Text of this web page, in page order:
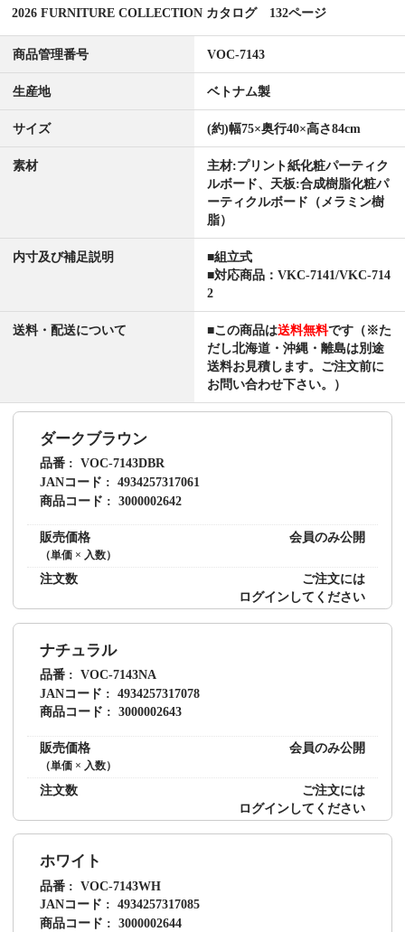
2026 FURNITURE COLLECTION カタログ 132ページ
商品管理番号 VOC-7143
生産地 ベトナム製
サイズ (約)幅75×奥行40×高さ84cm
素材
主材:プリント紙化粧パーティク
ルボード、天板:合成樹脂化粧パ
ーティクルボード（メラミン樹
脂）
内寸及び補足説明
■組立式
■対応商品：VKC-7141/VKC-714
2
送料・配送について ■この商品は送料無料です（※た
だし北海道・沖縄・離島は別途
送料お見積します。ご注文前に
お問い合わせ下さい。）
ダークブラウン
品番
VOC-7143DBR
JANコード
4934257317061
商品コード
3000002642
販売価格
（単価 × 入数）
会員のみ公開
注文数
ご注文には
ログインしてください
ナチュラル
品番
VOC-7143NA
JANコード
4934257317078
商品コード
3000002643
販売価格
（単価 × 入数）
会員のみ公開
注文数
ご注文には
ログインしてください
ホワイト
品番
VOC-7143WH
JANコード
4934257317085
商品コード
3000002644